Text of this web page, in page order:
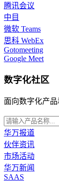
腾讯会议
中目
微软 Teams
思科 WebEx
Gotomeeting
Google Meet
数字化社区
面向数字化产
华万报道
伙伴资讯
市场活动
华万新闻
SAAS